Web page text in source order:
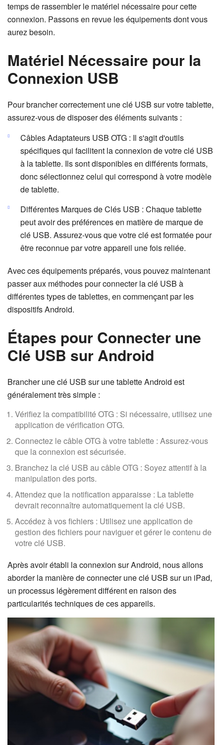
temps de rassembler le matériel nécessaire pour cette
connexion. Passons en revue les équipements dont vous
aurez besoin.
Matériel Nécessaire pour la
Connexion USB
Pour brancher correctement une clé USB sur votre tablette,
assurez-vous de disposer des éléments suivants :
Câbles Adaptateurs USB OTG : Il s'agit d'outils
spécifiques qui facilitent la connexion de votre clé USB
à la tablette. Ils sont disponibles en différents formats,
donc sélectionnez celui qui correspond à votre modèle
de tablette.
Différentes Marques de Clés USB : Chaque tablette
peut avoir des préférences en matière de marque de
clé USB. Assurez-vous que votre clé est formatée pour
être reconnue par votre appareil une fois reliée.
Avec ces équipements préparés, vous pouvez maintenant
passer aux méthodes pour connecter la clé USB à
différentes types de tablettes, en commençant par les
dispositifs Android.
Étapes pour Connecter une
Clé USB sur Android
Brancher une clé USB sur une tablette Android est
généralement très simple :
Vérifiez la compatibilité OTG : Si nécessaire, utilisez une
application de vérification OTG.
Connectez le câble OTG à votre tablette : Assurez-vous
que la connexion est sécurisée.
Branchez la clé USB au câble OTG : Soyez attentif à la
manipulation des ports.
Attendez que la notification apparaisse : La tablette
devrait reconnaître automatiquement la clé USB.
Accédez à vos fichiers : Utilisez une application de
gestion des fichiers pour naviguer et gérer le contenu de
votre clé USB.
Après avoir établi la connexion sur Android, nous allons
aborder la manière de connecter une clé USB sur un iPad,
un processus légèrement différent en raison des
particularités techniques de ces appareils.